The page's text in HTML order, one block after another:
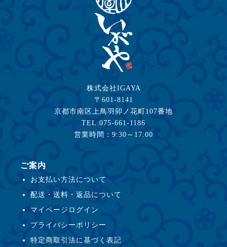
株式会社IGAYA
〒601-8141
京都市南区上鳥羽卯ノ花町107番地
TEL:075-661-1186
営業時間：9:30～17:00
ご案内
お支払い方法について
配送・送料・返品について
マイページログイン
プライバシーポリシー
特定商取引法に基づく表記